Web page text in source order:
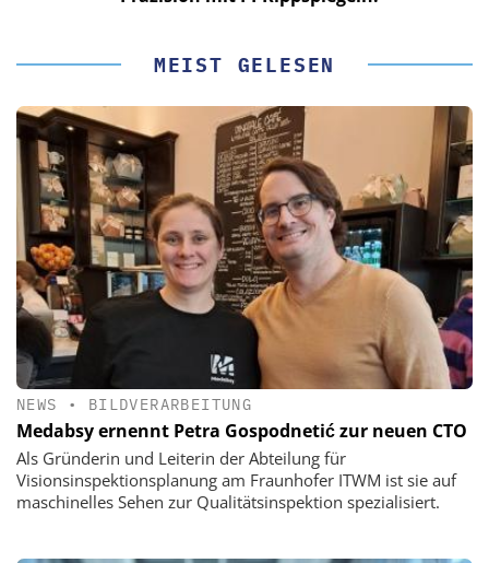
MEIST GELESEN
NEWS • BILDVERARBEITUNG
Medabsy ernennt Petra Gospodnetić zur neuen CTO
Als Gründerin und Leiterin der Abteilung für
Visionsinspektionsplanung am Fraunhofer ITWM ist sie auf
maschinelles Sehen zur Qualitätsinspektion spezialisiert.